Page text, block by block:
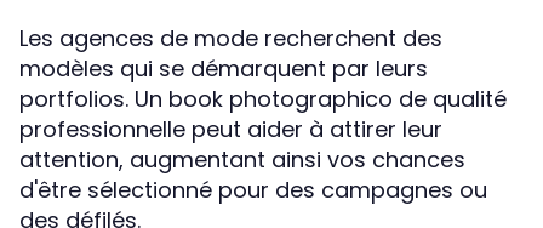
Les agences de mode recherchent des
modèles qui se démarquent par leurs
portfolios. Un book photographico de qualité
professionnelle peut aider à attirer leur
attention, augmentant ainsi vos chances
d'être sélectionné pour des campagnes ou
des défilés.